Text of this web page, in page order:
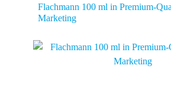
Flachmann 100 ml in Premium-
Marketing